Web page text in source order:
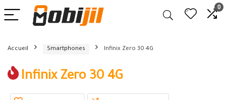
0
Accueil Smartphones Infinix Zero 30 4G
Infinix Zero 30 4G